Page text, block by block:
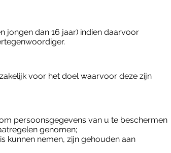
jongen dan 16 jaar) indien daarvoor
voor het doel waarvoor deze zijn
persoonsgegevens van u te beschermen
genomen;
kunnen nemen, zijn gehouden aan